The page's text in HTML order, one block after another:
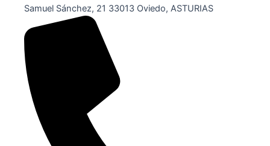
Samuel Sánchez, 21 33013 Oviedo, ASTURIAS